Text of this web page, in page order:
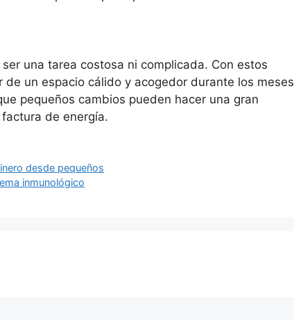
una tarea costosa ni complicada. Con estos
un espacio cálido y acogedor durante los meses
pequeños cambios pueden hacer una gran
de energía.
desde pequeños
inmunológico